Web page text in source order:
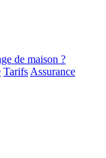
de maison ?
Tarifs Assurance